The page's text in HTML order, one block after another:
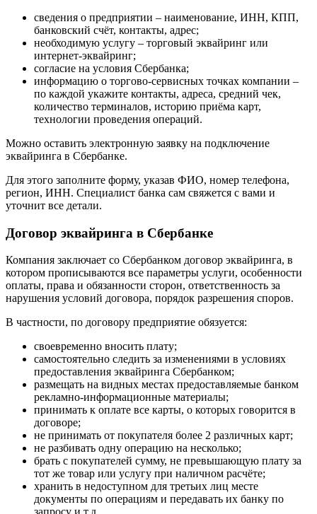
сведения о предприятии – наименование, ИНН, КПП,
банковский счёт, контакты, адрес;
необходимую услугу – торговый эквайринг или
интернет-эквайринг;
согласие на условия Сбербанка;
информацию о торгово-сервисных точках компании –
по каждой укажите контакты, адреса, средний чек,
количество терминалов, историю приёма карт,
технологии проведения операций.
Можно оставить электронную заявку на подключение
эквайринга в Сбербанке.
Для этого заполните форму, указав ФИО, номер телефона,
регион, ИНН. Специалист банка сам свяжется с вами и
уточнит все детали.
Договор эквайринга в Сбербанке
Компания заключает со Сбербанком договор эквайринга, в
котором прописываются все параметры услуги, особенности
оплаты, права и обязанности сторон, ответственность за
нарушения условий договора, порядок разрешения споров.
В частности, по договору предприятие обязуется:
своевременно вносить плату;
самостоятельно следить за изменениями в условиях
предоставления эквайринга Сбербанком;
размещать на видных местах предоставляемые банком
рекламно-информационные материалы;
принимать к оплате все карты, о которых говорится в
договоре;
не принимать от покупателя более 2 различных карт;
не разбивать одну операцию на несколько;
брать с покупателей сумму, не превышающую плату за
тот же товар или услугу при наличном расчёте;
хранить в недоступном для третьих лиц месте
документы по операциям и передавать их банку по